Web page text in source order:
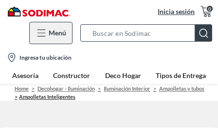
Inicia sesión 0
Menú
Bar
location-
icon
Ingresa tu ubicación
Asesoría Constructor Deco Hogar Tipos de Entrega
Home Decohogar - Iluminación Iluminación Interior
Ampolletas y tubos
Ampolletas Inteligentes